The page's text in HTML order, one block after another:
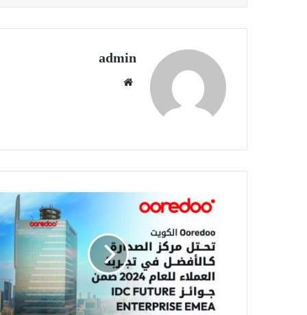
admin
Ooredoo
الكويت
تتوج
"أفضل
تجربة
عملاء"
للعام